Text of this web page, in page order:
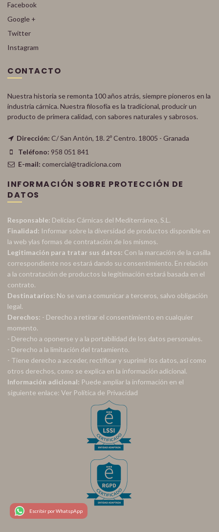
Facebook
Google +
Twitter
Instagram
CONTACTO
Nuestra historia se remonta 100 años atrás, siempre pioneros en la
industria cárnica. Nuestra filosofía es la tradicional, producir un
producto de primera calidad, con sabores naturales y sabrosos.
Dirección: C/ San Antón, 18. 2º Centro. 18005 - Granada
Teléfono: 958 051 841
E-mail: comercial@tradiciona.com
INFORMACIÓN SOBRE PROTECCIÓN DE
DATOS
Responsable: Delicias Cárnicas del Mediterráneo, S.L.
Finalidad: Informar sobre la diversidad de productos disponible en
la web ylas formas de contratación de los mismos.
Legitimación para tratar sus datos: Con la marcación de la casilla
correspondiente nos estará dando su consentimiento. En relación
a la contratación de productos la legitimación estará basada en el
contrato.
Destinatarios: No se van a comunicar a terceros, salvo obligación
legal.
Derechos: - Derecho a retirar el consentimiento en cualquier
momento.
- Derecho a oponerse y a la portabilidad de los datos personales.
- Derecho a la limitación del tratamiento.
- Tiene derecho a acceder, rectificar y suprimir los datos, así como
otros derechos, como se explica en la información adicional.
Información adicional: Puede ampliar la información en el
siguiente enlace: Ver Política de Privacidad
Escribir por WhatspApp